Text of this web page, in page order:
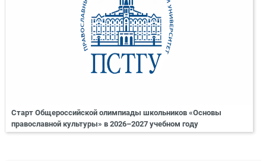
Старт Общероссийской олимпиады школьников «Основы
православной культуры» в 2026–2027 учебном году